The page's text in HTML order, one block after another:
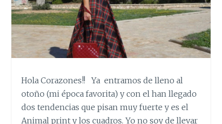
Hola Corazones!! Ya entramos de lleno al
otoño (mi época favorita) y con el han llegado
dos tendencias que pisan muy fuerte y es el
Animal print y los cuadros. Yo no soy de llevar